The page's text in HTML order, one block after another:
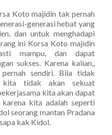
Koto majidin tak pernah
generasi hebat yang
dan untuk menghadapi
ini Korsa Koto majidin
mampu, dan dapat
sukses. Karena kalian,,
sendiri. Bila tidak
kita tidak akan sekuat
kita akan dapat
kita adalah seperti
seorang mantan Pradana
kak Kidol.